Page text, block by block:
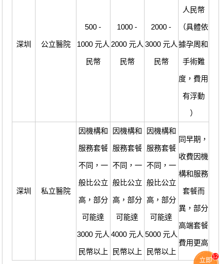
深圳 公立醫院
500 -
1000 元人
民幣
1000 -
2000 元人
民幣
2000 -
3000 元人
民幣
人民幣
（具體依
據孕周和
手術難
度，費用
有浮動
）
深圳 私立醫院
因機構和
服務套餐
不同，一
般比公立
高，部分
可能達
3000 元人
民幣以上
因機構和
服務套餐
不同，一
般比公立
高，部分
可能達
4000 元人
民幣以上
因機構和
服務套餐
不同，一
般比公立
高，部分
可能達
5000 元人
民幣以上
同早期，
收費因機
構和服務
套餐而
異，部分
高端套餐
費用更高
立即12